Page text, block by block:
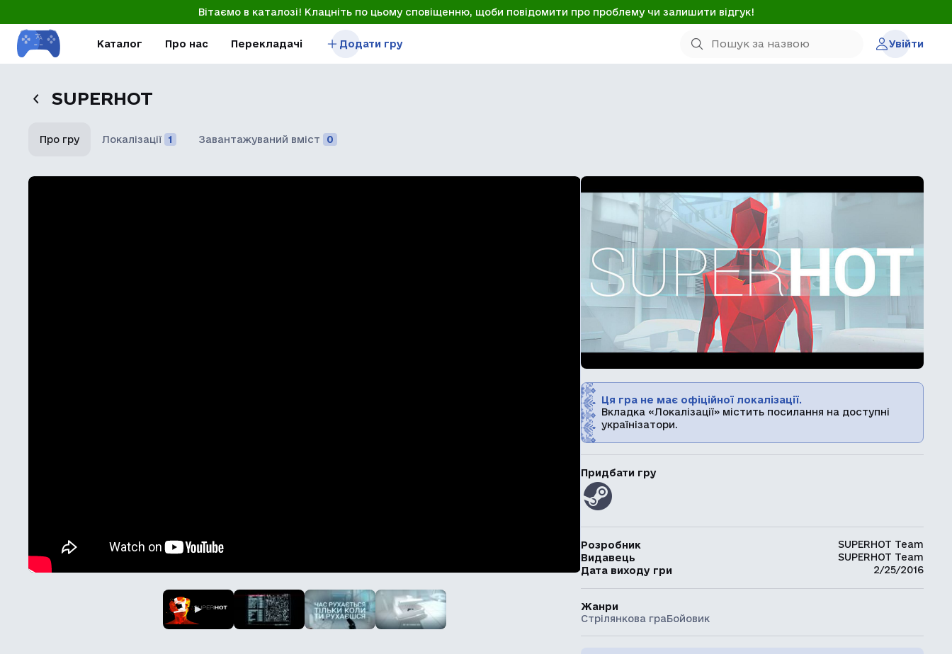
Вітаємо в каталозі! Клацніть по цьому сповіщенню, щоби повідомити про проблему чи залишити відгук!
Каталог Про нас Перекладачі Додати гру Увійти
SUPERHOT
Про гру Локалізації 1 Завантажуваний вміст 0
Ця гра не має офіційної локалізації.
Вкладка «Локалізації» містить посилання на доступні
українізатори.
Придбати гру
Розробник
SUPERHOT Team
Видавець
SUPERHOT Team
Дата виходу гри
2/25/2016
Жанри
Стрілянкова граБойовик